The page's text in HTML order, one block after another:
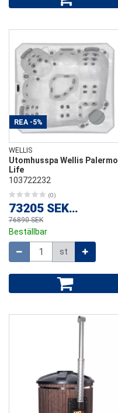
REA -5%
WELLIS
Utomhusspa Wellis Palermo
Life
103722232
(0)
73205 SEK
/
76890 SEK
Beställbar
st